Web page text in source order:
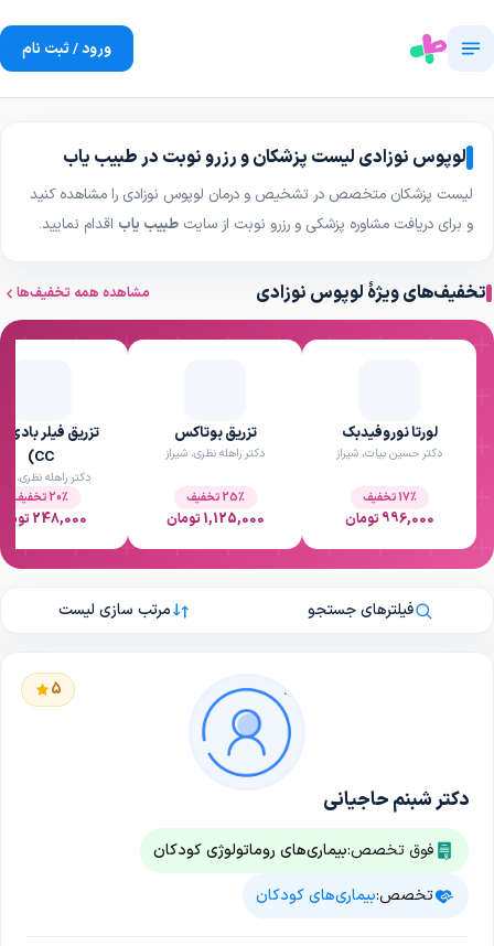
ورود / ثبت نام
لوپوس نوزادی لیست پزشکان و رزرو نوبت در طبیب یاب
لیست پزشکان متخصص در تشخیص و درمان لوپوس نوزادی را مشاهده کنید
و برای دریافت مشاوره پزشکی و رزرو نوبت از سایت طبیب یاب اقدام نمایید.
تخفیف‌های ویژهٔ لوپوس نوزادی مشاهده همه تخفیف‌ها
لورتا نوروفیدبک
دکتر حسین بیات، شیراز
17٪ تخفیف
996,000 تومان
تزریق بوتاکس
دکتر راهله نظری، شیراز
25٪ تخفیف
1,125,000 تومان
تزریق فیلر بادی
CC)
دکتر راهله نظری،
20٪ تخفیف
248,000 تومان
فیلترهای جستجو مرتب سازی لیست
5
دکتر شبنم حاجیانی
فوق تخصص:بیماری‌های روماتولوژی کودکان
تخصص:بیماری‌های کودکان